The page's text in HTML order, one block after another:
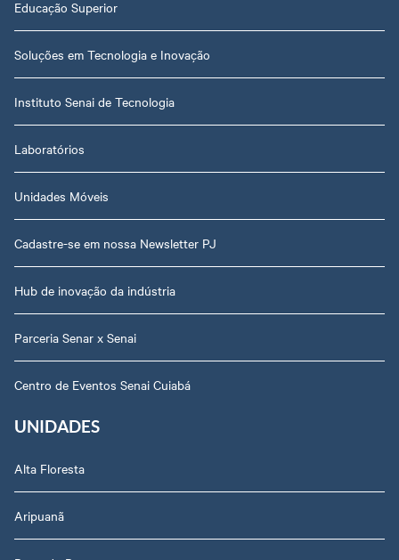
Educação Superior
Soluções em Tecnologia e Inovação
Instituto Senai de Tecnologia
Laboratórios
Unidades Móveis
Cadastre-se em nossa Newsletter PJ
Hub de inovação da indústria
Parceria Senar x Senai
Centro de Eventos Senai Cuiabá
UNIDADES
Alta Floresta
Aripuanã